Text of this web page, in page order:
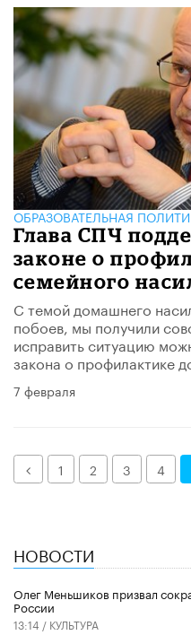
ОБРАЗОВАТЕЛЬНАЯ
Глава СПЧ
законе о
семейного
С темой домашнего
побоев, мы получили
исправить ситуацию
закона о профилактике
7 февраля
Назад1 2 3 4
НОВОСТИ
Олег Меньшиков призвал
России
13:14 / КУЛЬТУРА